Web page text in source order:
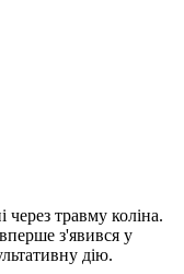
травму коліна.
з'явився у
дію.